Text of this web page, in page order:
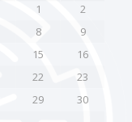
1
2
8
9
15
16
22
23
29
30